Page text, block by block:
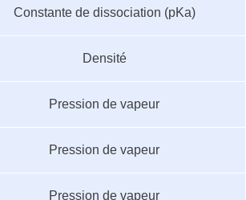
Constante de dissociation (pKa)
Densité
Pression de vapeur
Pression de vapeur
Pression de vapeur